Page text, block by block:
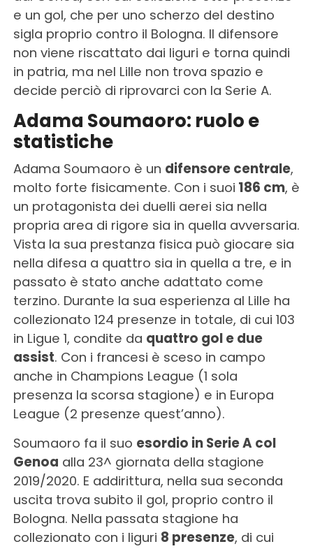
e un gol, che per uno scherzo del destino
sigla proprio contro il Bologna. Il difensore
non viene riscattato dai liguri e torna quindi
in patria, ma nel Lille non trova spazio e
decide perciò di riprovarci con la Serie A.
Adama Soumaoro: ruolo e
statistiche
Adama Soumaoro è un difensore centrale,
molto forte fisicamente. Con i suoi 186 cm, è
un protagonista dei duelli aerei sia nella
propria area di rigore sia in quella avversaria.
Vista la sua prestanza fisica può giocare sia
nella difesa a quattro sia in quella a tre, e in
passato è stato anche adattato come
terzino. Durante la sua esperienza al Lille ha
collezionato 124 presenze in totale, di cui 103
in Ligue 1, condite da quattro gol e due
assist. Con i francesi è sceso in campo
anche in Champions League (1 sola
presenza la scorsa stagione) e in Europa
League (2 presenze quest’anno).
Soumaoro fa il suo esordio in Serie A col
Genoa alla 23^ giornata della stagione
2019/2020. E addirittura, nella sua seconda
uscita trova subito il gol, proprio contro il
Bologna. Nella passata stagione ha
collezionato con i liguri 8 presenze, di cui